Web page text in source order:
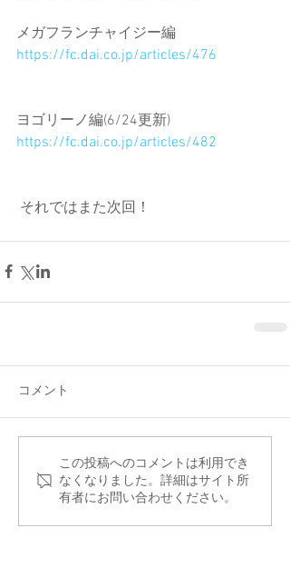
メガフランチャイジー編
https://fc.dai.co.jp/articles/476
ヨゴリーノ編(6/24更新)
https://fc.dai.co.jp/articles/482
それではまた次回！
コメント
この投稿へのコメントは利用でき
なくなりました。詳細はサイト所
有者にお問い合わせください。